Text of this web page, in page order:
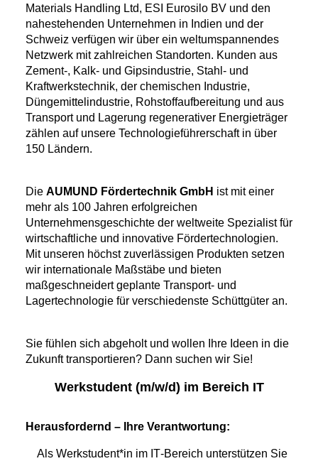
Materials Handling Ltd, ESI Eurosilo BV und den
nahestehenden Unternehmen in Indien und der
Schweiz verfügen wir über ein weltumspannendes
Netzwerk mit zahlreichen Standorten. Kunden aus
Zement-, Kalk- und Gipsindustrie, Stahl- und
Kraftwerkstechnik, der chemischen Industrie,
Düngemittelindustrie, Rohstoffaufbereitung und aus
Transport und Lagerung regenerativer Energieträger
zählen auf unsere Technologieführerschaft in über
150 Ländern.
Die AUMUND Fördertechnik GmbH ist mit einer
mehr als 100 Jahren erfolgreichen
Unternehmensgeschichte der weltweite Spezialist für
wirtschaftliche und innovative Fördertechnologien.
Mit unseren höchst zuverlässigen Produkten setzen
wir internationale Maßstäbe und bieten
maßgeschneidert geplante Transport- und
Lagertechnologie für verschiedenste Schüttgüter an.
Sie fühlen sich abgeholt und wollen Ihre Ideen in die
Zukunft transportieren? Dann suchen wir Sie!
Werkstudent (m/w/d) im Bereich IT
Herausfordernd – Ihre Verantwortung:
Als Werkstudent*in im IT‑Bereich unterstützen Sie